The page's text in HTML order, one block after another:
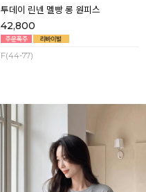
투데이 린넨 멜빵 롱 원피스
42,800
F(44-77)